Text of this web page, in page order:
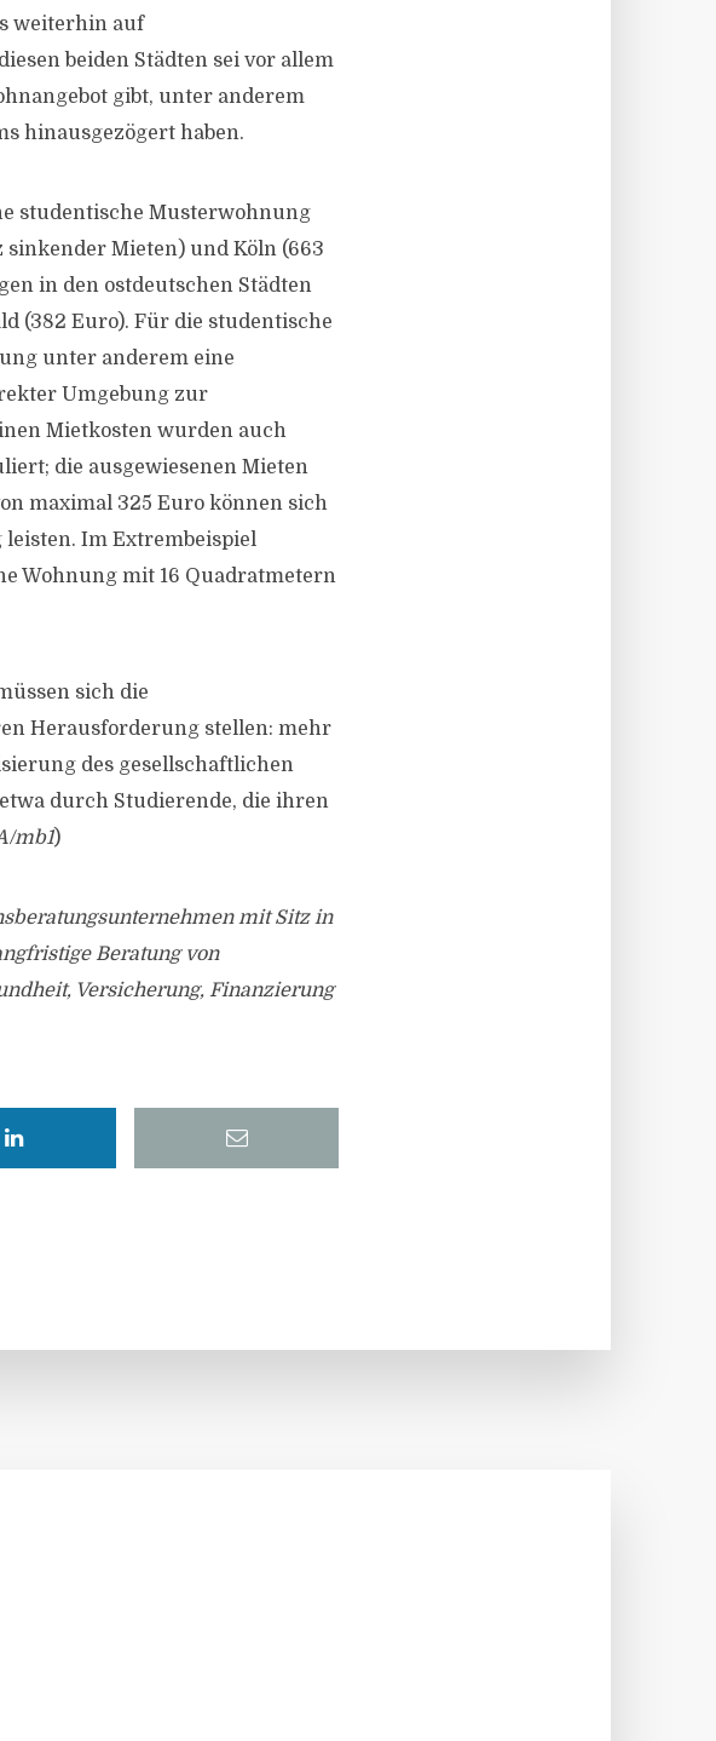
weiterhin auf
beiden Städten sei vor allem
gibt, unter anderem
hinausgezögert haben.
studentische Musterwohnung
Mieten) und Köln (663
in den ostdeutschen Städten
(382 Euro). Für die studentische
unter anderem eine
Umgebung zur
Mietkosten wurden auch
die ausgewiesenen Mieten
maximal 325 Euro können sich
Im Extrembeispiel
Wohnung mit 16 Quadratmetern
sich die
Herausforderung stellen: mehr
des gesellschaftlichen
durch Studierende, die ihren
mb1)
mit Sitz in
Beratung von
Versicherung, Finanzierung